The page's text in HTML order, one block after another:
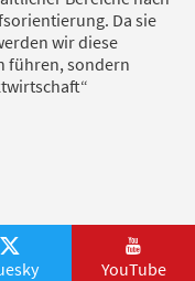
Da sie
wir diese
führen, sondern
YouTube